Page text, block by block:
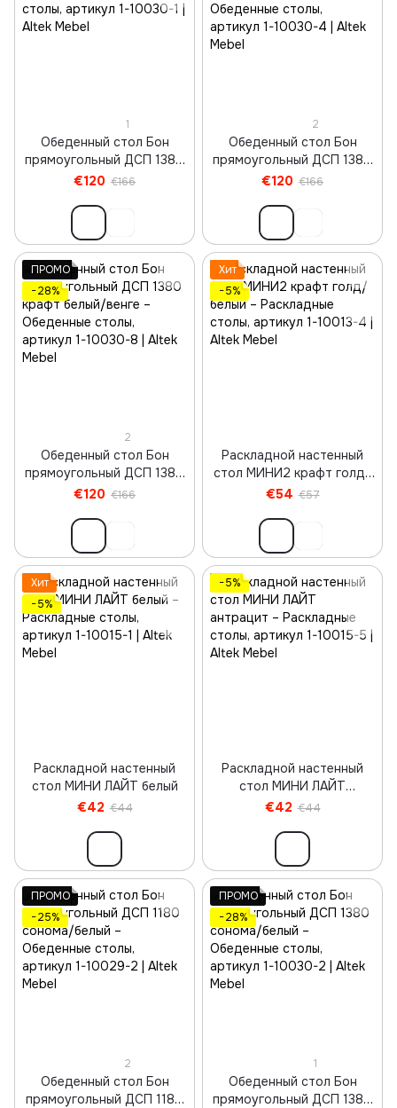
1
Обеденный стол Бон
прямоугольный ДСП 1380
бетон/белый
€120 €166
2
Обеденный стол Бон
прямоугольный ДСП 1380
крафт голд/белый
€120 €166
ПРОМО
−28%
2
Обеденный стол Бон
прямоугольный ДСП 1380
крафт белый/венге
€120 €166
Хит
−5%
Раскладной настенный
стол МИНИ2 крафт голд/
белый
€54 €57
Хит
−5%
Раскладной настенный
стол МИНИ ЛАЙТ белый
€42 €44
−5%
Раскладной настенный
стол МИНИ ЛАЙТ
антрацит
€42 €44
ПРОМО
−25%
2
Обеденный стол Бон
прямоугольный ДСП 1180
ПРОМО
−28%
1
Обеденный стол Бон
прямоугольный ДСП 1380